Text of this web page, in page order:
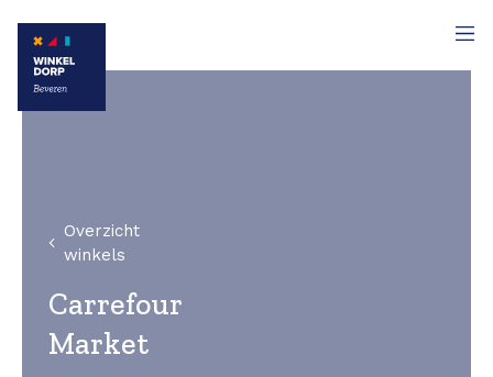
Overzicht
winkels
Carrefour
Market